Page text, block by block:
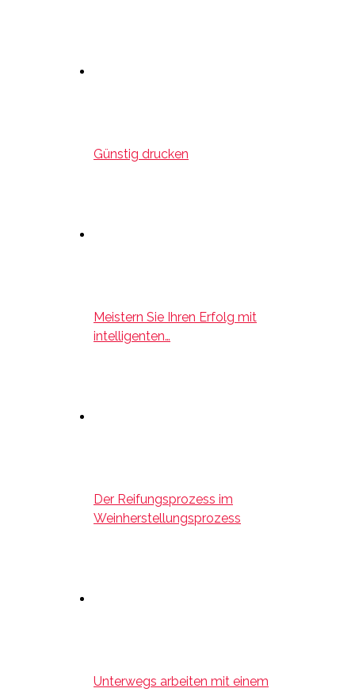
Günstig drucken
Meistern Sie Ihren Erfolg mit
intelligenten…
Der Reifungsprozess im
Weinherstellungsprozess
Unterwegs arbeiten mit einem